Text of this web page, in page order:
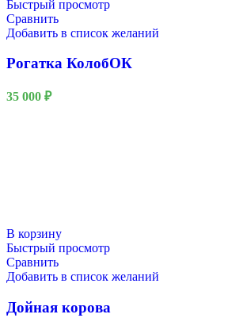
Быстрый просмотр
Сравнить
Добавить в список желаний
Рогатка КолобОК
35 000 ₽
В корзину
Быстрый просмотр
Сравнить
Добавить в список желаний
Дойная корова